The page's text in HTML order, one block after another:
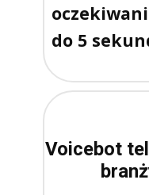
do 5
Voicebot